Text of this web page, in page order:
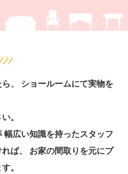
、
ショールームにて実物を
。
幅広い知識を持ったスタッフ
ば、
お家の間取りを元にプ
。